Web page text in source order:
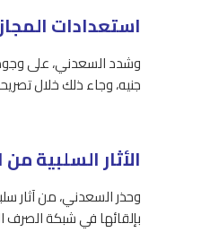
استعدادات
وشدد السعدني، على
جنيه، وجاء ذلك خلال
الأثار السلبية
وحذر السعدني، من آثار
بإلقائها في شبكة